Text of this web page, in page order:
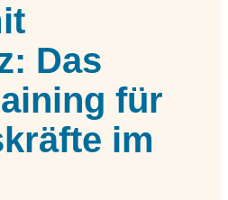
Das
für
im